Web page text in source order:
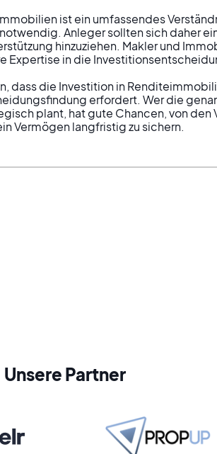
ist ein umfassendes
Anleger sollten sich daher
hinzuziehen. Makler und
Expertise in die
dass die Investition in
erfordert. Wer die
plant, hat gute Chancen, von den
Vermögen langfristig zu sichern.
Unsere Partner